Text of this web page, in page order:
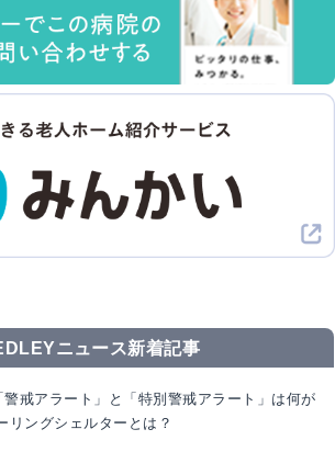
ニュース新着記事
警戒アラート」と「特別警戒アラート」は何が
リングシェルターとは？